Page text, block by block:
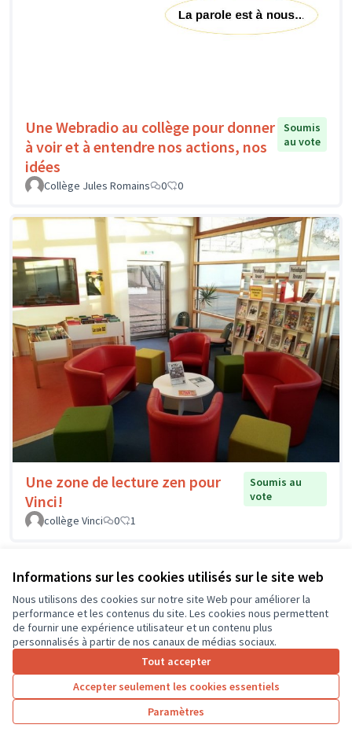
Informations sur les cookies utilisés sur le site web
Nous utilisons des cookies sur notre site Web pour améliorer la
performance et les contenus du site. Les cookies nous permettent
de fournir une expérience utilisateur et un contenu plus
personnalisés à partir de nos canaux de médias sociaux.
Tout accepter
Accepter seulement les cookies essentiels
Paramètres
Une Webradio au collège pour donner
à voir et à entendre nos actions, nos
idées
Soumis
au vote
Collège Jules Romains 0 0
Une zone de lecture zen pour
Vinci!
Soumis au
vote
collège Vinci
0 1